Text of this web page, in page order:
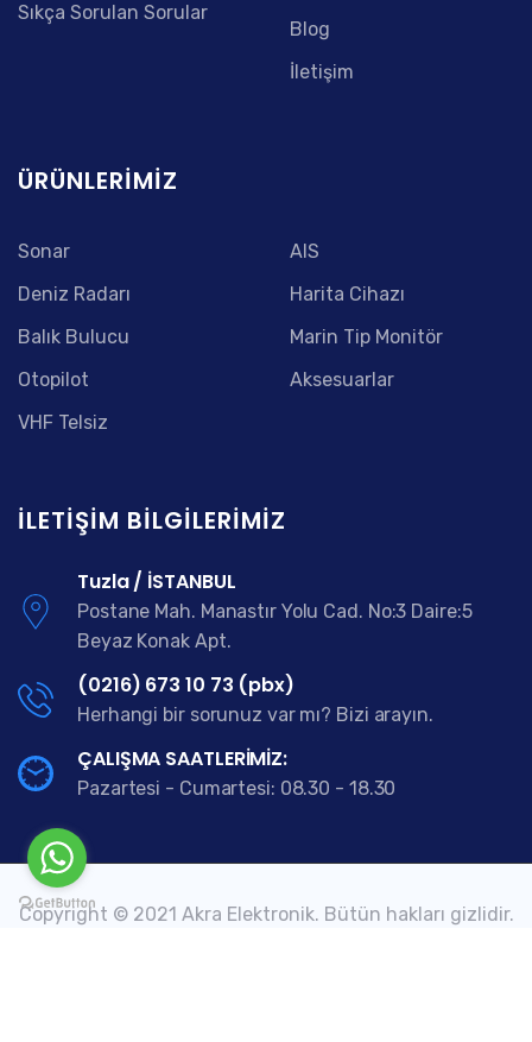
Sıkça Sorulan Sorular
Blog
İletişim
ÜRÜNLERIMIZ
Sonar
Deniz Radarı
Balık Bulucu
Otopilot
VHF Telsiz
AIS
Harita Cihazı
Marin Tip Monitör
Aksesuarlar
İLETIŞIM BILGILERIMIZ
Tuzla / İSTANBUL
Postane Mah. Manastır Yolu Cad. No:3 Daire:5
Beyaz Konak Apt.
(0216) 673 10 73 (pbx)
Herhangi bir sorunuz var mı? Bizi arayın.
ÇALIŞMA SAATLERİMİZ:
Pazartesi - Cumartesi: 08.30 - 18.30
Copyright © 2021 Akra Elektronik. Bütün hakları gizlidir.